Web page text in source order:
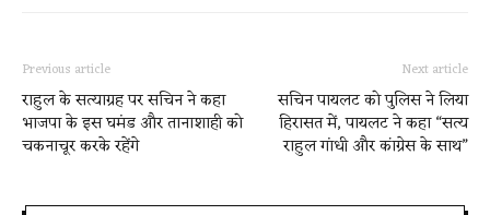
Previous article
राहुल के सत्याग्रह पर सचिन ने कहा
भाजपा के इस घमंड और तानाशाही को
चकनाचूर करके रहेंगे
Next article
सचिन पायलट को पुलिस ने लिया
हिरासत में, पायलट ने कहा “सत्य
राहुल गांधी और कांग्रेस के साथ”